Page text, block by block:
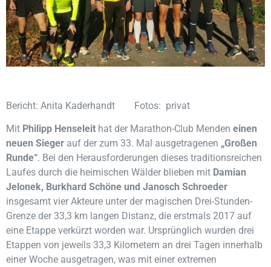
Bericht: Anita Kaderhandt Fotos: privat
Mit Philipp Henseleit hat der Marathon-Club Menden einen
neuen Sieger auf der zum 33. Mal ausgetragenen „Großen
Runde“. Bei den Herausforderungen dieses traditionsreichen
Laufes durch die heimischen Wälder blieben mit Damian
Jelonek, Burkhard Schöne und Janosch Schroeder
insgesamt vier Akteure unter der magischen Drei-Stunden-
Grenze der 33,3 km langen Distanz, die erstmals 2017 auf
eine Etappe verkürzt worden war. Ursprünglich wurden drei
Etappen von jeweils 33,3 Kilometern an drei Tagen innerhalb
einer Woche ausgetragen, was mit einer extremen